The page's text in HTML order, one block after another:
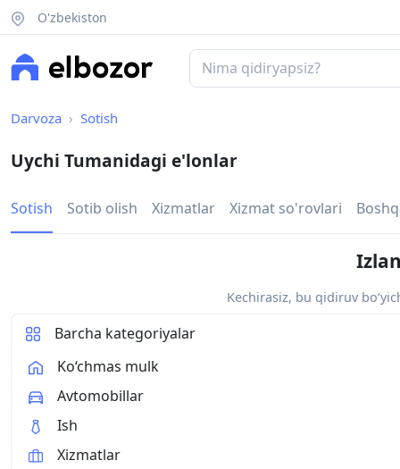
O'zbekiston
Darvoza Sotish
Uychi Tumanidagi e'lonlar
Sotish Sotib olish Xizmatlar Xizmat so'rovlari
Kechirasiz, bu qidiruv
Barcha kategoriyalar
Ko‘chmas mulk
Avtomobillar
Ish
Xizmatlar